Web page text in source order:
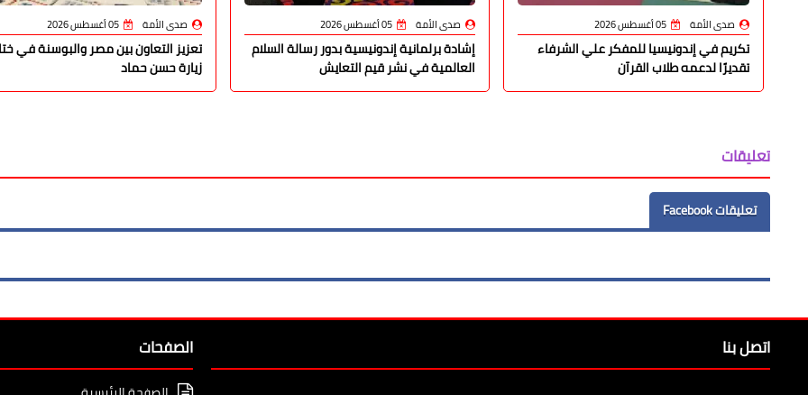
صدى الأمة 05 أغسطس 2026
تكريم في إندونيسيا للمفكر علي الشرفاء
تقديرًا لدعمه طلاب القرآن
صدى الأمة 05 أغسطس 2026
إشادة برلمانية إندونيسية بدور رسالة السلام
العالمية في نشر قيم التعايش
صدى الأمة 05 أغسطس 2026
تعزيز التعاون بين مصر والبوسنة في
زيارة حسن حماد
تعليقات
تعليقات Facebook
اتصل بنا الصفحات